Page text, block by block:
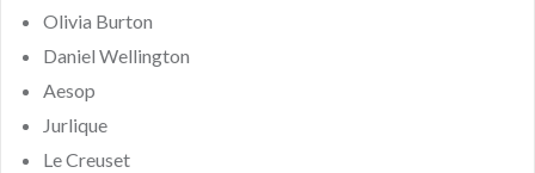
Olivia Burton
Daniel Wellington
Aesop
Jurlique
Le Creuset